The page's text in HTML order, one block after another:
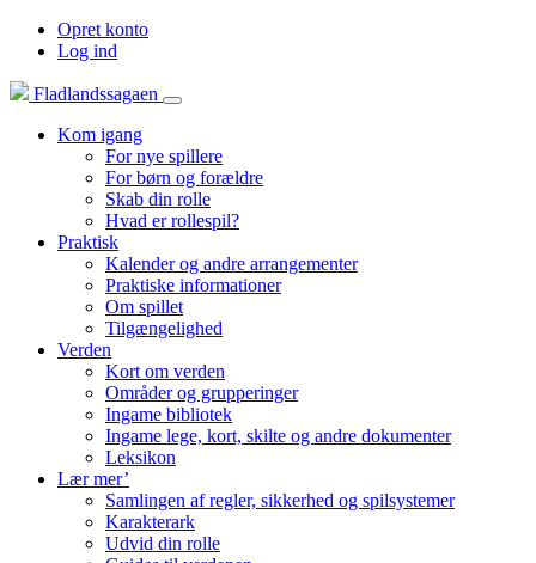
Opret konto
Log ind
Fladlandssagaen
Kom igang
For nye spillere
For børn og forældre
Skab din rolle
Hvad er rollespil?
Praktisk
Kalender og andre arrangementer
Praktiske informationer
Om spillet
Tilgængelighed
Verden
Kort om verden
Områder og grupperinger
Ingame bibliotek
Ingame lege, kort, skilte og andre dokumenter
Leksikon
Lær mer’
Samlingen af regler, sikkerhed og spilsystemer
Karakterark
Udvid din rolle